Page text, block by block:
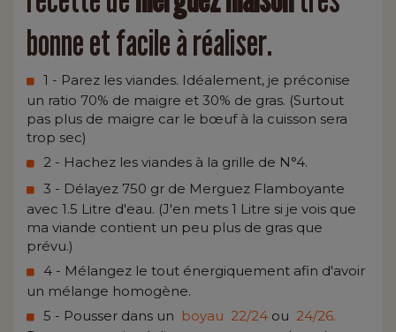
bonne et facile à réaliser.
1 - Parez les viandes. Idéalement, je préconise
un ratio 70% de maigre et 30% de gras. (Surtout
pas plus de maigre car le bœuf à la cuisson sera
trop sec)
2 - Hachez les viandes à la grille de N°4.
3 - Délayez 750 gr de Merguez Flamboyante
avec 1.5 Litre d'eau. (J'en mets 1 Litre si je vois que
ma viande contient un peu plus de gras que
prévu.)
4 - Mélangez le tout énergiquement afin d'avoir
un mélange homogène.
5 - Pousser dans un boyau 22/24 ou 24/26.